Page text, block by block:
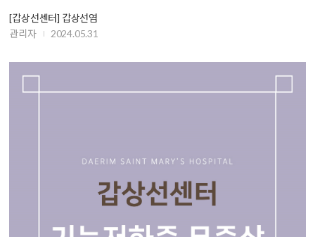
[갑상선센터] 갑상선염
관리자
2024.05.31